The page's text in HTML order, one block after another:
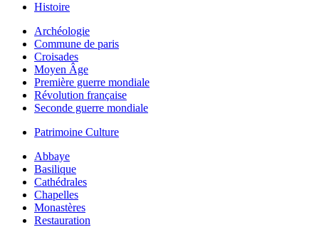
Histoire
Archéologie
Commune de paris
Croisades
Moyen Âge
Première guerre mondiale
Révolution française
Seconde guerre mondiale
Patrimoine Culture
Abbaye
Basilique
Cathédrales
Chapelles
Monastères
Restauration